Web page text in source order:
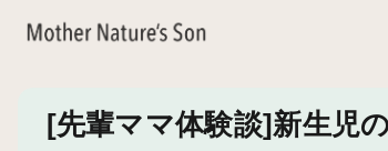
[先輩ママ体験談]新生児